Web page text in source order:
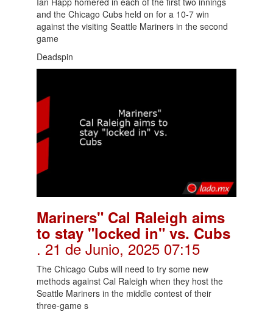
and the Chicago Cubs held on for a 10-7 win
against the visiting Seattle Mariners in the second
game
Deadspin
Mariners" Cal Raleigh aims
to stay "locked in" vs. Cubs
. 21 de Junio, 2025 07:15
The Chicago Cubs will need to try some new
methods against Cal Raleigh when they host the
Seattle Mariners in the middle contest of their
three-game s